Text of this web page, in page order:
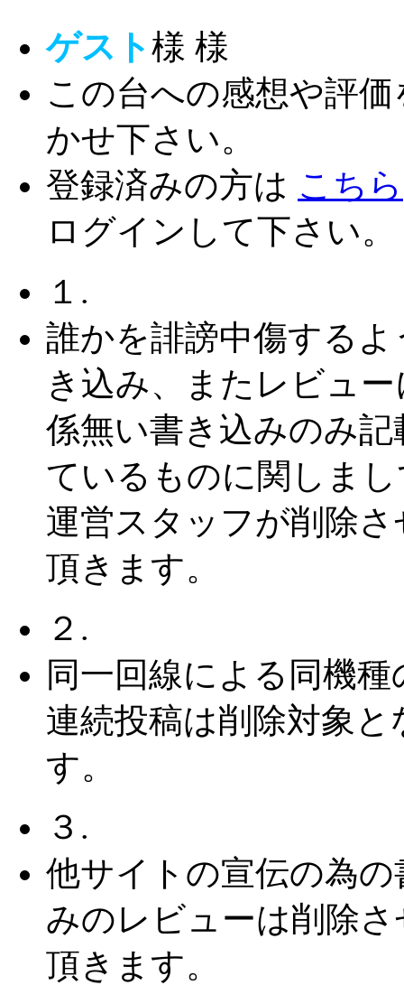
ゲスト様 様
この台への感想や評価
かせ下さい。
登録済みの方は こちら
ログインして下さい。
１.
誰かを誹謗中傷するよ
き込み、またレビュー
係無い書き込みのみ記
ているものに関しま
運営スタッフが削除さ
頂きます。
２.
同一回線による同機種
連続投稿は削除対象と
す。
３.
他サイトの宣伝の為の
みのレビューは削除さ
頂きます。